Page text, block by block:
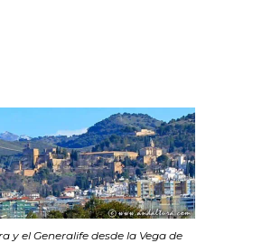
y el Generalife desde la Vega de